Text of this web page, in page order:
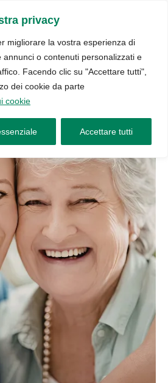
privacy
migliorare la vostra esperienza di
annunci o contenuti personalizzati e
Facendo clic su "Accettare tutti",
dei cookie da parte
cookie
Accettare tutti